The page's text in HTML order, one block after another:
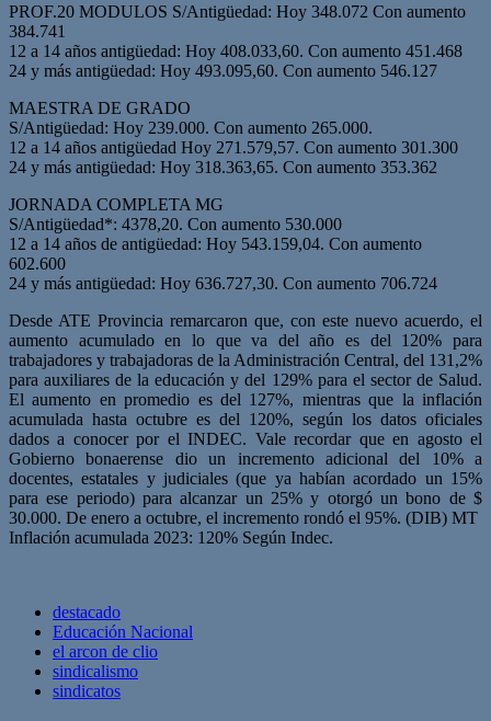
PROF.20 MODULOS S/Antigüedad: Hoy 348.072 Con aumento
384.741
12 a 14 años antigüedad: Hoy 408.033,60. Con aumento 451.468
24 y más antigüedad: Hoy 493.095,60. Con aumento 546.127
MAESTRA DE GRADO
S/Antigüedad: Hoy 239.000. Con aumento 265.000.
12 a 14 años antigüedad Hoy 271.579,57. Con aumento 301.300
24 y más antigüedad: Hoy 318.363,65. Con aumento 353.362
JORNADA COMPLETA MG
S/Antigüedad*: 4378,20. Con aumento 530.000
12 a 14 años de antigüedad: Hoy 543.159,04. Con aumento
602.600
24 y más antigüedad: Hoy 636.727,30. Con aumento 706.724
Desde ATE Provincia remarcaron que, con este nuevo acuerdo, el
aumento acumulado en lo que va del año es del 120% para
trabajadores y trabajadoras de la Administración Central, del 131,2%
para auxiliares de la educación y del 129% para el sector de Salud.
El aumento en promedio es del 127%, mientras que la inflación
acumulada hasta octubre es del 120%, según los datos oficiales
dados a conocer por el INDEC. Vale recordar que en agosto el
Gobierno bonaerense dio un incremento adicional del 10% a
docentes, estatales y judiciales (que ya habían acordado un 15%
para ese periodo) para alcanzar un 25% y otorgó un bono de $
30.000. De enero a octubre, el incremento rondó el 95%. (DIB) MT
Inflación acumulada 2023: 120% Según Indec.
destacado
Educación Nacional
el arcon de clio
sindicalismo
sindicatos